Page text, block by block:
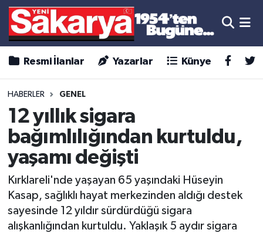
Resmi İlanlar Yazarlar Künye
HABERLER GENEL
12 yıllık sigara
bağımlılığından kurtuldu,
yaşamı değişti
Kırklareli'nde yaşayan 65 yaşındaki Hüseyin
Kasap, sağlıklı hayat merkezinden aldığı destek
sayesinde 12 yıldır sürdürdüğü sigara
alışkanlığından kurtuldu. Yaklaşık 5 aydır sigara